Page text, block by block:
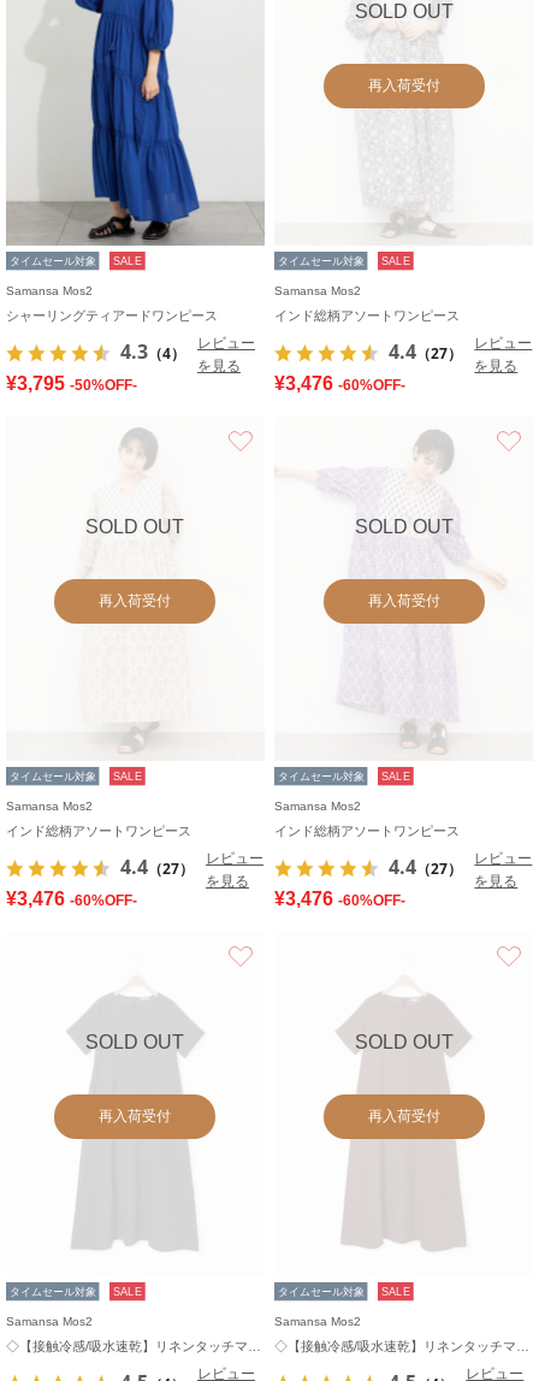
タイムセール対象 SALE
Samansa Mos2
シャーリングティアードワンピース
4.3 （4）
レビュー
を見る
¥3,795 -50%OFF-
SOLD OUT
再入荷受付
タイムセール対象 SALE
Samansa Mos2
インド総柄アソートワンピース
4.4 （27）
レビュー
を見る
¥3,476 -60%OFF-
SOLD OUT
再入荷受付
タイムセール対象 SALE
Samansa Mos2
インド総柄アソートワンピース
4.4 （27）
レビュー
を見る
¥3,476 -60%OFF-
SOLD OUT
再入荷受付
タイムセール対象 SALE
Samansa Mos2
インド総柄アソートワンピース
4.4 （27）
レビュー
を見る
¥3,476 -60%OFF-
SOLD OUT
再入荷受付
タイムセール対象 SALE
Samansa Mos2
レビュー
SOLD OUT
再入荷受付
タイムセール対象 SALE
Samansa Mos2
レビュー